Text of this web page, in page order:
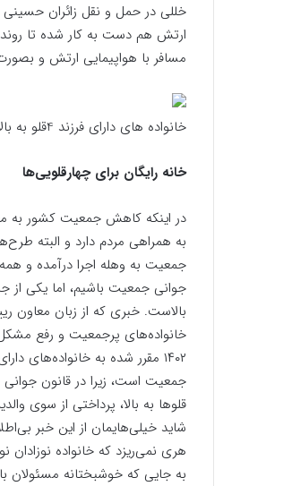
خللی در حمل و نقل زائران حسینی
ارتش هم دست به کار شده تا روند
مسافر با هواپیمایی ارتش و
خانواده های دارای فرزند 4قلو به بالا دیگر مشکل مسکن ندارند
خانه رایگان برای چهارقلویی‌ها
در اینکه کاهش جمعیت کشور به
به همراهی مردم دارد و البته
جمعیت به وهله اجرا درآمده و
بالاست. خبری که از زبان معاون
خانواده‌های پرجمعیت و رفع
قلوها به بالا، پرداختی از سوی
شاید خیلی‌هایمان از این خبر
هری نمی‌ریزد که خانواده
به جایی که خوشبختانه مسئولان